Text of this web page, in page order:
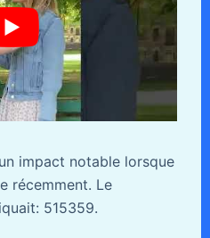
impact notable lorsque
récemment. Le
515359.